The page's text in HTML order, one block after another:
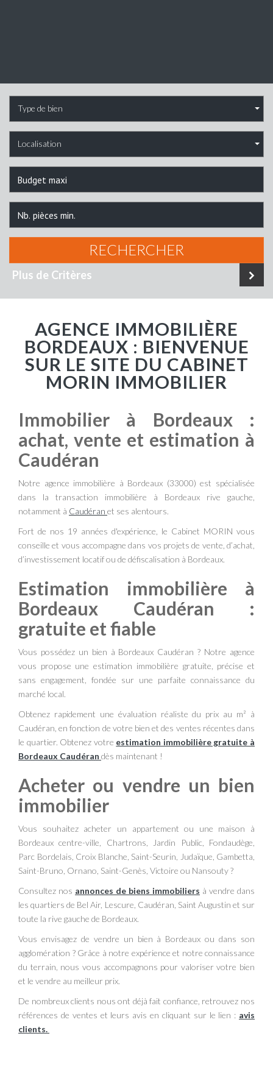
Type de bien
Localisation
RECHERCHER
Plus de Critères
AGENCE IMMOBILIÈRE
BORDEAUX : BIENVENUE
SUR LE SITE DU CABINET
MORIN IMMOBILIER
Immobilier à Bordeaux :
achat, vente et estimation à
Caudéran
Notre agence immobilière à Bordeaux (33000) est spécialisée
dans la transaction immobilière à Bordeaux rive gauche,
notamment à Caudéran et ses alentours.
Fort de nos 19 années d'expérience, le Cabinet MORIN vous
conseille et vous accompagne dans vos projets de vente, d’achat,
d’investissement locatif ou de défiscalisation à Bordeaux.
Estimation immobilière à
Bordeaux Caudéran :
gratuite et fiable
Vous possédez un bien à Bordeaux Caudéran ? Notre agence
vous propose une estimation immobilière gratuite, précise et
sans engagement, fondée sur une parfaite connaissance du
marché local.
Obtenez rapidement une évaluation réaliste du prix au m² à
Caudéran, en fonction de votre bien et des ventes récentes dans
le quartier. Obtenez votre estimation immobilière gratuite à
Bordeaux Caudéran dès maintenant !
Acheter ou vendre un bien
immobilier
Vous souhaitez acheter un appartement ou une maison à
Bordeaux centre-ville, Chartrons, Jardin Public, Fondaudège,
Parc Bordelais, Croix Blanche, Saint-Seurin, Judaïque, Gambetta,
Saint-Bruno, Ornano, Saint-Genès, Victoire ou Nansouty ?
Consultez nos annonces de biens immobiliers à vendre dans
les quartiers de Bel Air, Lescure, Caudéran, Saint Augustin et sur
toute la rive gauche de Bordeaux.
Vous envisagez de vendre un bien à Bordeaux ou dans son
agglomération ? Grâce à notre expérience et notre connaissance
du terrain, nous vous accompagnons pour valoriser votre bien
et le vendre au meilleur prix.
De nombreux clients nous ont déjà fait confiance, retrouvez nos
références de ventes et leurs avis en cliquant sur le lien : avis
clients.